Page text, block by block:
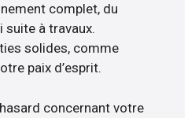
complet, du
suite à travaux.
solides, comme
paix d’esprit.
concernant votre